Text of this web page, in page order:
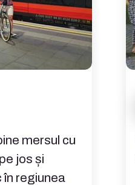
mersul cu
jos și
în regiunea